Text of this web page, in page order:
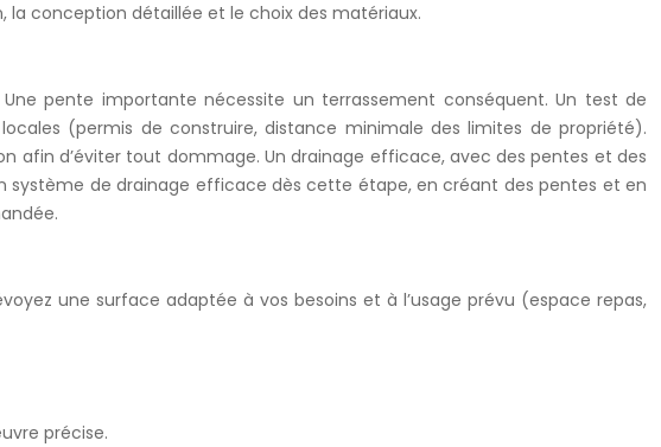
la conception détaillée et le choix des matériaux.
pente importante nécessite un terrassement conséquent. Un test de
(permis de construire, distance minimale des limites de propriété).
afin d’éviter tout dommage. Un drainage efficace, avec des pentes et des
système de drainage efficace dès cette étape, en créant des pentes et en
une surface adaptée à vos besoins et à l’usage prévu (espace repas,
précise.